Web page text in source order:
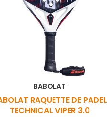
BABOLAT
RAQUETTE DE PADEL
TECHNICAL VIPER 3.0